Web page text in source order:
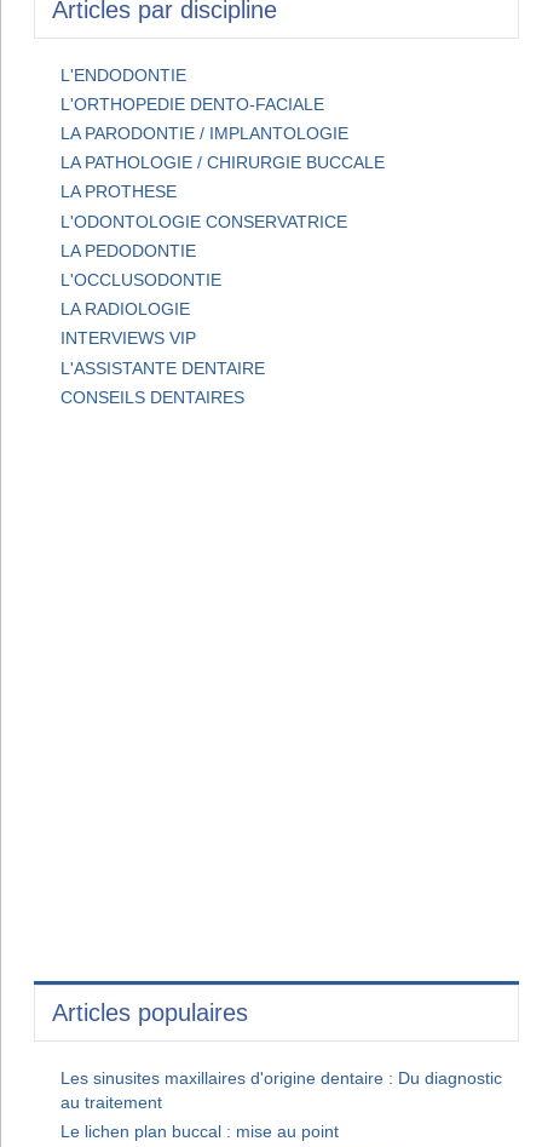
Articles par discipline
L'ENDODONTIE
L'ORTHOPEDIE DENTO-FACIALE
LA PARODONTIE / IMPLANTOLOGIE
LA PATHOLOGIE / CHIRURGIE BUCCALE
LA PROTHESE
L'ODONTOLOGIE CONSERVATRICE
LA PEDODONTIE
L'OCCLUSODONTIE
LA RADIOLOGIE
INTERVIEWS VIP
L'ASSISTANTE DENTAIRE
CONSEILS DENTAIRES
Articles populaires
Les sinusites maxillaires d'origine dentaire : Du diagnostic
au traitement
Le lichen plan buccal : mise au point